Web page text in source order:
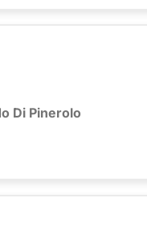
Di Pinerolo